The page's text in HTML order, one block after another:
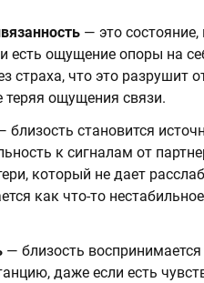
— это
есть ощущение опоры на
что это разрушит
ощущения связи.
близость становится
к сигналам от
который не дает
как что-то
— близость
даже если есть